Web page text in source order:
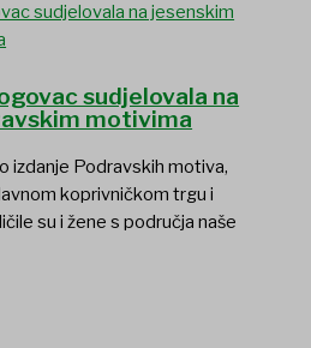
sudjelovala na
motivima
izdanje Podravskih motiva,
koprivničkom trgu i
su i žene s područja naše